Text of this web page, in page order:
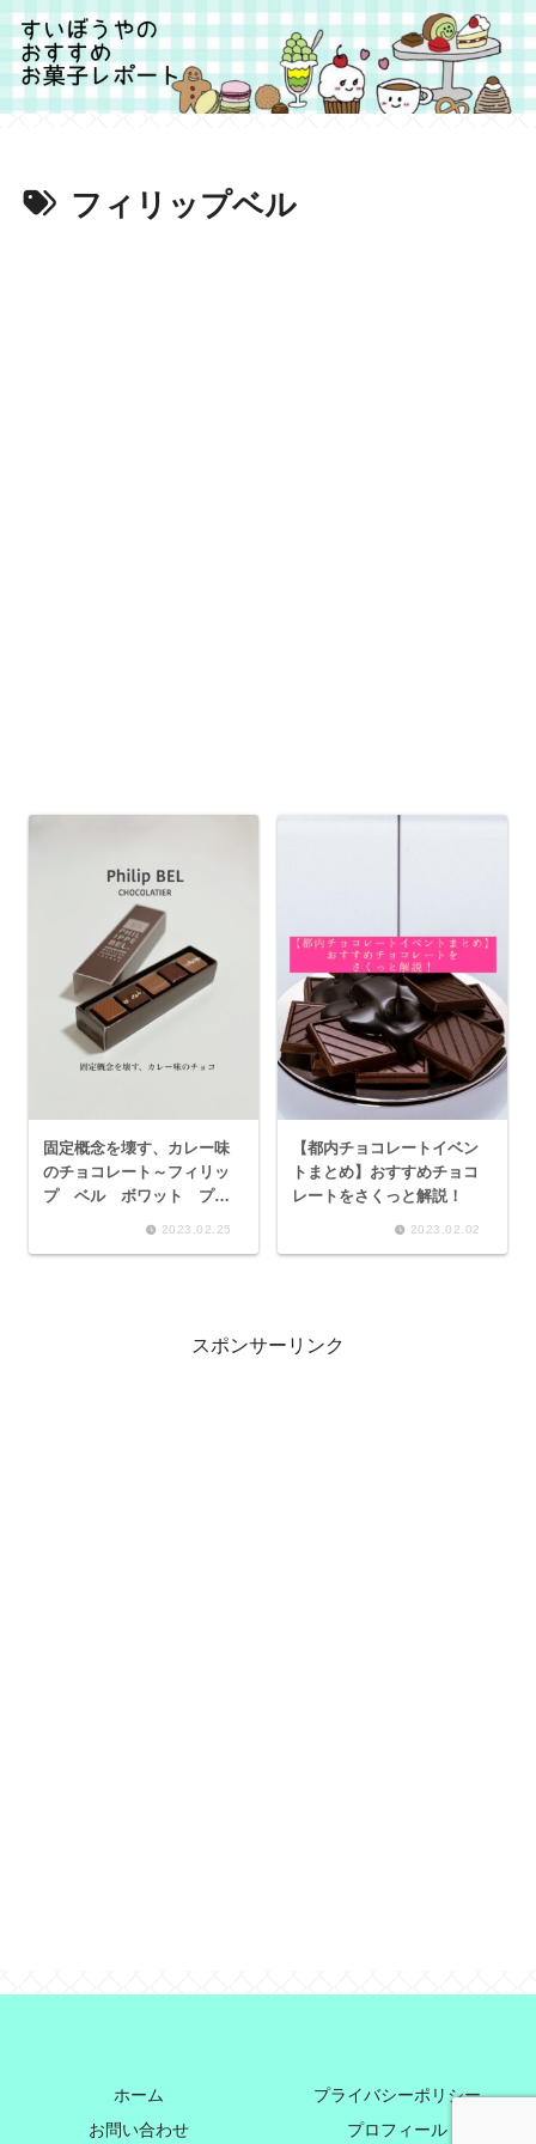
フィリップベル
固定概念を壊す、カレー味
のチョコレート～フィリッ
プ ベル ボワット プラ
2023.02.25
【都内チョコレートイベン
トまとめ】おすすめチョコ
レートをさくっと解説！
2023.02.02
スポンサーリンク
ホーム
プライバシーポリシー
お問い合わせ
プロフィール